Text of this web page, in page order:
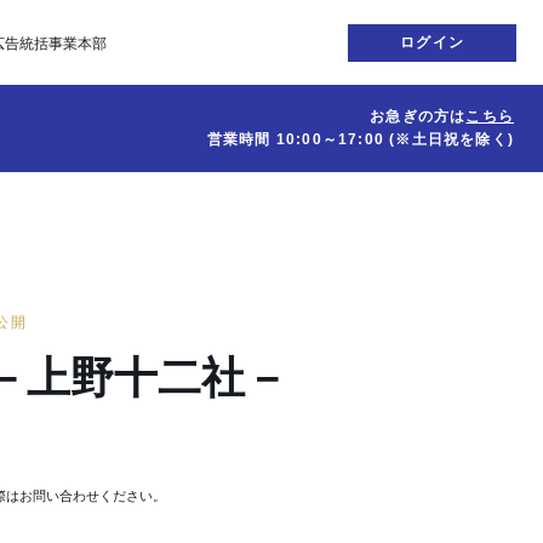
告統括事業本部 ログイン
お急ぎの方はこちら
営業時間 10:00～17:00(※土日祝を除く)
開
上野十二社－
お問い合わせください。